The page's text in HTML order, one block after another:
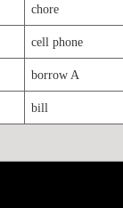
chore
cell phone
borrow A
bill